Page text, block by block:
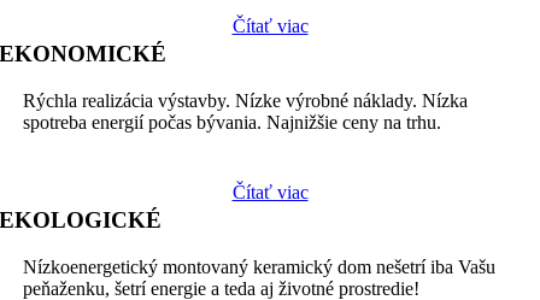
Čítať viac
EKONOMICKÉ
Rýchla realizácia výstavby. Nízke výrobné náklady. Nízka
spotreba energií počas bývania. Najnižšie ceny na trhu.
Čítať viac
EKOLOGICKÉ
Nízkoenergetický montovaný keramický dom nešetrí iba Vašu
peňaženku, šetrí energie a teda aj životné prostredie!